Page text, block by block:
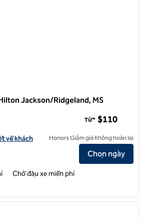
Jackson/Ridgeland, MS
cho Home2 Suites by Hilton Jackson/
về khách
Từ* $110
Honors Giảm giá Không hoàn lại
Chọn ngày
Chỗ đậu xe miễn phí
ảnh